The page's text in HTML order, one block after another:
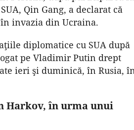
Qin Gang, a declarat că
invazia din Ucraina.
diplomatice cu SUA după
pe Vladimir Putin drept
ieri şi duminică, în Rusia,
Harkov, în urma unui